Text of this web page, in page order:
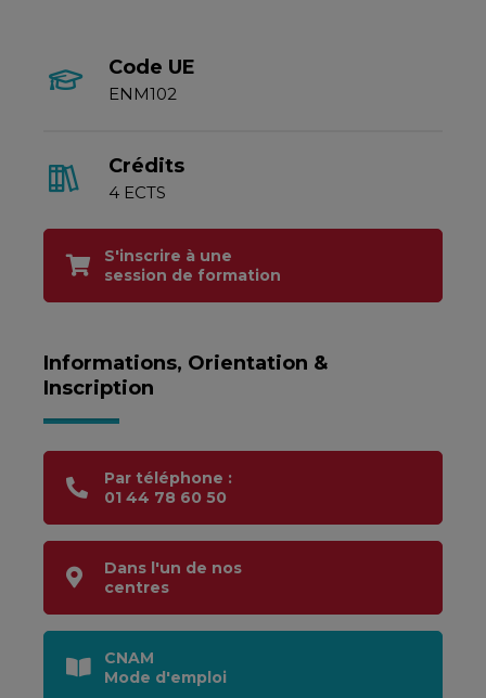
Code UE
ENM102
Crédits
4 ECTS
S'inscrire à une
session de formation
Informations, Orientation &
Inscription
Par téléphone :
01 44 78 60 50
Dans l'un de nos
centres
CNAM
Mode d'emploi